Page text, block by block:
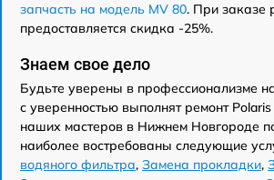
запчасть на модель MV 80. При заказе
предоставляется скидка -25%.
Знаем свое дело
Будьте уверены в профессионализме
с уверенностью выполнят ремонт
наших мастеров в Нижнем Новгороде
наиболее востребованы следующие
водяного фильтра, Замена прокладки,